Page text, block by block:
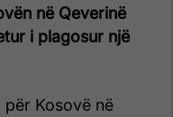
në Qeverinë
i plagosur një
Kosovë në